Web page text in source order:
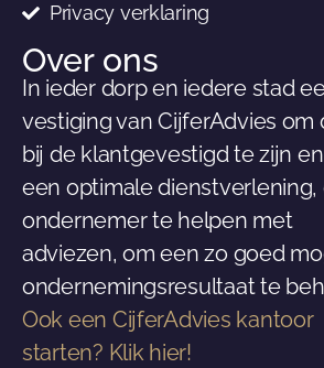
Privacy verklaring
Over ons
In ieder dorp en iedere stad
vestiging van CijferAdvies om
bij de klantgevestigd te zijn
een optimale dienstverlening,
ondernemer te helpen met
adviezen, om een zo goed
ondernemingsresultaat te
Ook een CijferAdvies kantoor
starten? Klik hier!